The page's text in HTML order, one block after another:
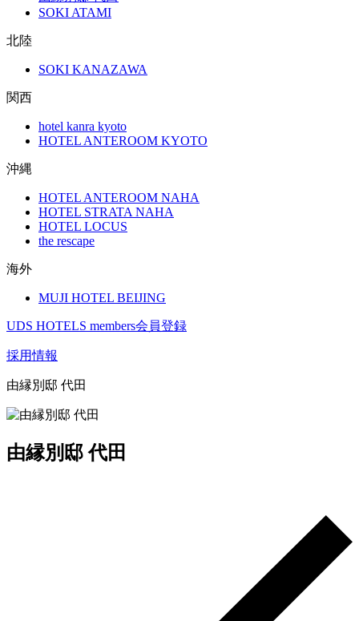
SOKI ATAMI
北陸
SOKI KANAZAWA
関西
hotel kanra kyoto
HOTEL ANTEROOM KYOTO
沖縄
HOTEL ANTEROOM NAHA
HOTEL STRATA NAHA
HOTEL LOCUS
the rescape
海外
MUJI HOTEL BEIJING
UDS HOTELS members会員登録
採用情報
由縁別邸 代田
由縁別邸 代田